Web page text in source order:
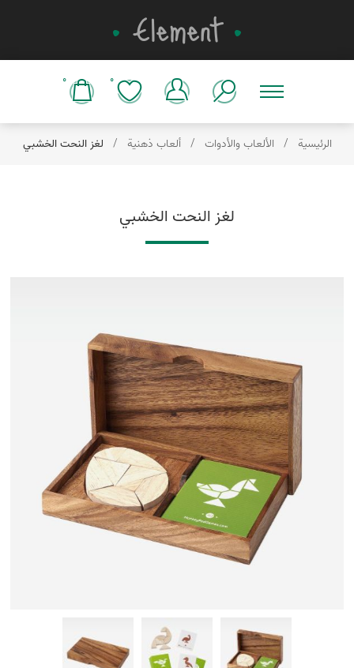
0
0
الرئيسية / الألعاب والأدوات / ألعاب ذهنية / لغز النحت الخشبي
لغز النحت الخشبي